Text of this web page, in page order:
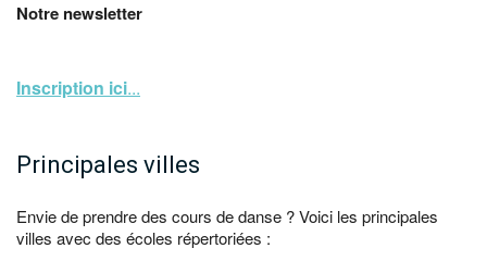
Notre newsletter
Inscription ici...
Principales villes
Envie de prendre des cours de danse ? Voici les principales
villes avec des écoles répertoriées :